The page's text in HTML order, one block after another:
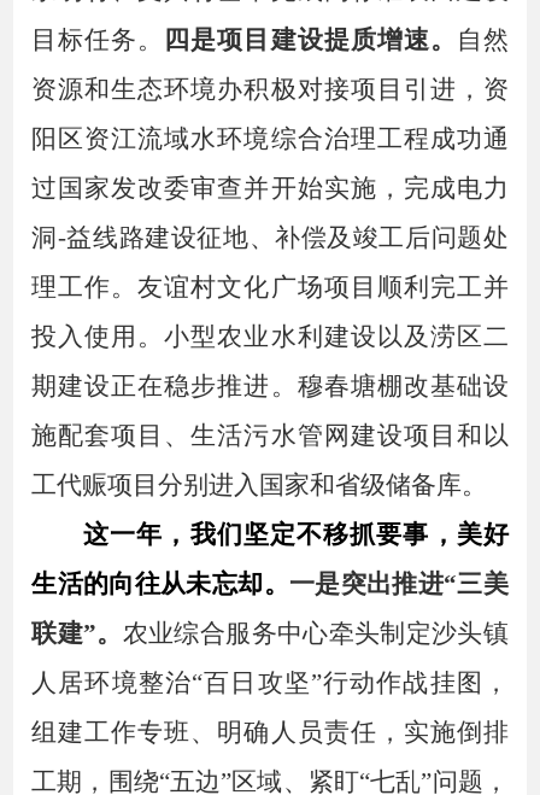
目标任务。
四是项目建设提质增速。
自然
资源和生态环境办积极对接项目引进， 资
阳区资江流域水环境综合治理工程成功通
过国家发改委审查并开始实施， 完成电力
洞-益线路建设征地、补偿及竣工后问题处
理工作。友谊村文化广场项目顺利完工并
投入使用。小型农业水利建设以及涝区二
期建设正在稳步推进。 穆春塘棚改基础设
施配套项目、生活污水管网建设项目和以
工代赈项目分别进入国家和省级储备库。
这一年，我们坚定不移抓要事，美好
生活的向往从未忘却。 一是突出推进“三美
联建”。 农业综合服务中心牵头制定沙头镇
人居环境整治“百日攻坚”行动作战挂图，
组建工作专班、明确人员责任，实施倒排
工期，围绕“五边”区域、紧盯“七乱”问题，